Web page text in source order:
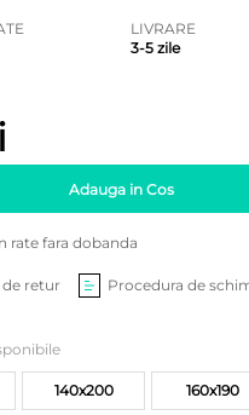
LIVRARE
3-5 zile
Adauga in Cos
rate fara dobanda
de retur Procedura de
140x200 160x190